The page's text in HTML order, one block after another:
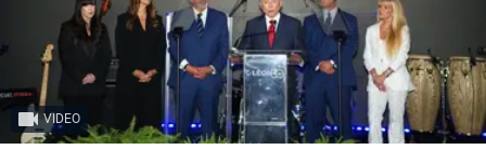
VIDEO